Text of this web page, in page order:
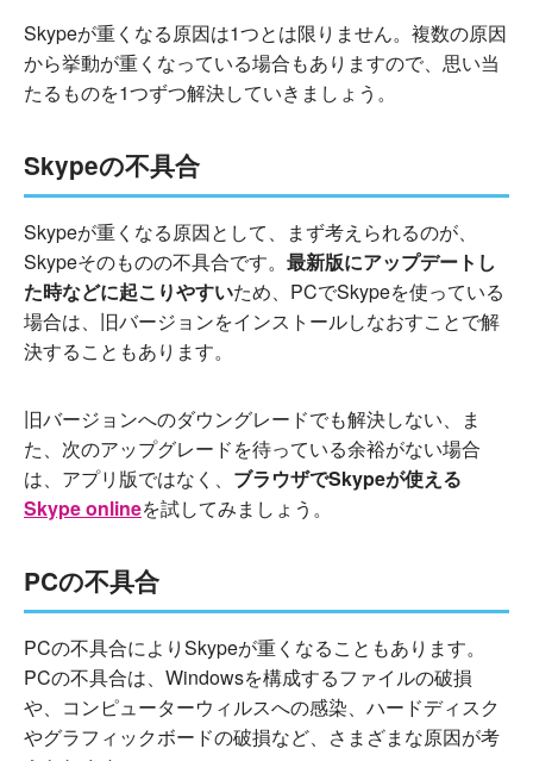
Skypeが重くなる原因は1つとは限りません。複数の原因
から挙動が重くなっている場合もありますので、思い当
たるものを1つずつ解決していきましょう。
Skypeの不具合
Skypeが重くなる原因として、まず考えられるのが、
Skypeそのものの不具合です。 最新版にアップデートし
た時などに起こりやすいため、PCでSkypeを使っている
場合は、旧バージョンをインストールしなおすことで解
決することもあります。
旧バージョンへのダウングレードでも解決しない、ま
た、次のアップグレードを待っている余裕がない場合
は、アプリ版ではなく、 ブラウザでSkypeが使える
Skype onlineを試してみましょう。
PCの不具合
PCの不具合によりSkypeが重くなることもあります。
PCの不具合は、Windowsを構成するファイルの破損
や、コンピューターウィルスへの感染、ハードディスク
やグラフィックボードの破損など、さまざまな原因が考